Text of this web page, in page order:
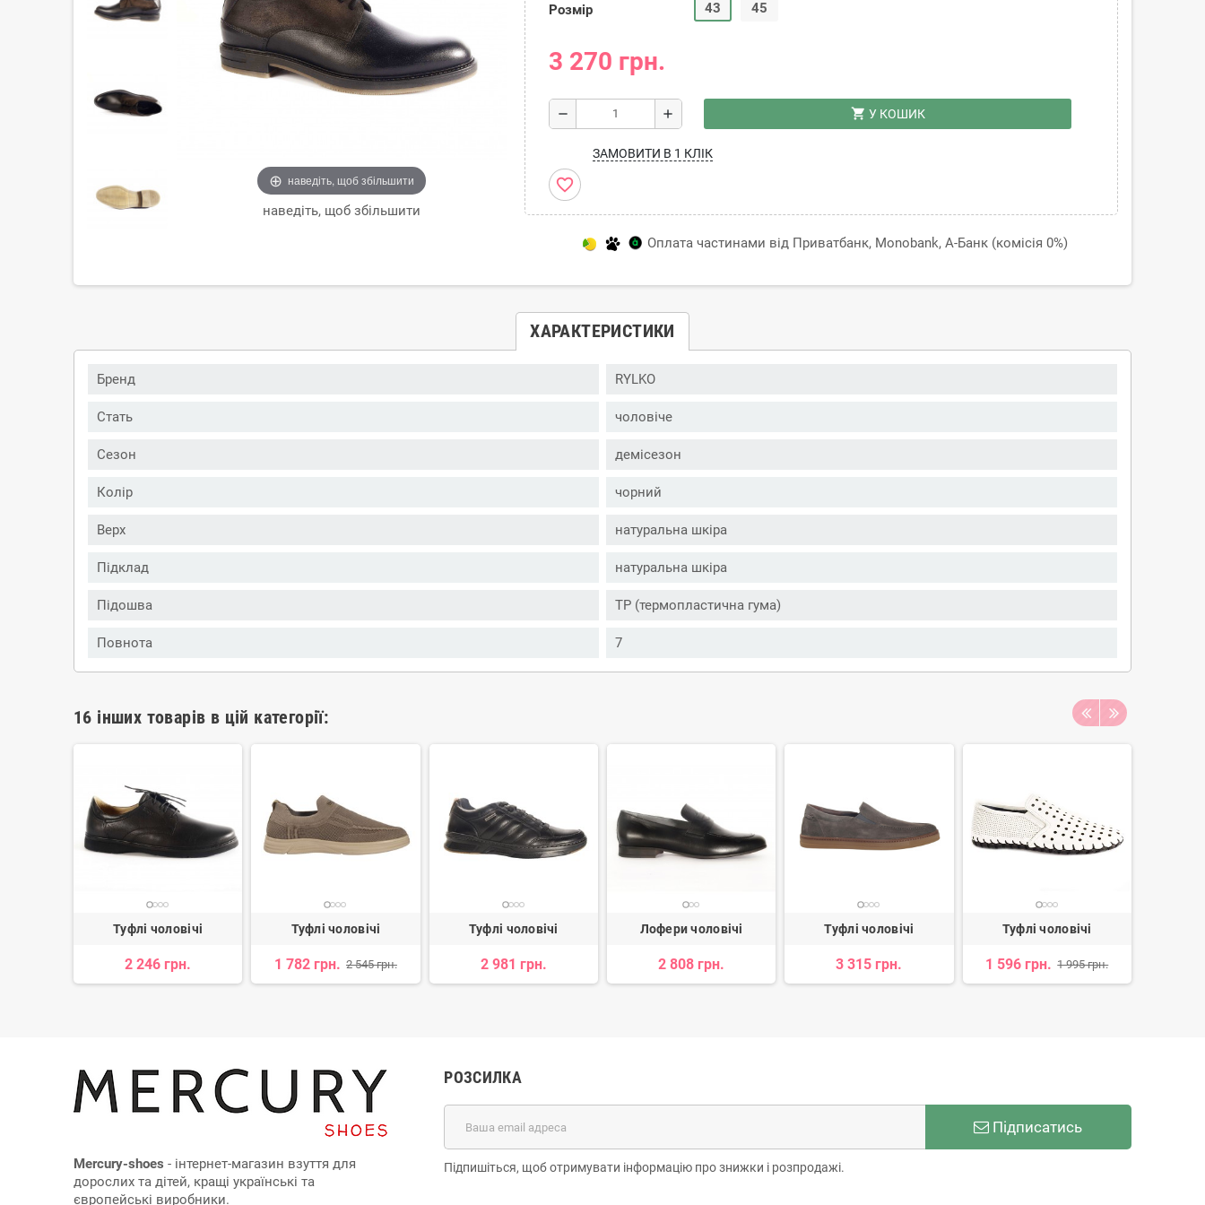
наведіть, щоб збільшити
наведіть, щоб збільшити
Розмір 43 45
3 270 грн.
remove add shopping_cart У КОШИК
ЗАМОВИТИ В 1 КЛІК
favorite_border
Оплата частинами від Приватбанк, Monobank, А-Банк (комісія 0%)
ХАРАКТЕРИСТИКИ
Бренд RYLKO
Стать чоловіче
Сезон демісезон
Колір чорний
Верх натуральна шкіра
Підклад натуральна шкіра
Підошва ТР (термопластична гума)
Повнота 7
16 інших товарів в цій категорії:
Туфлі чоловічі
2 246 грн.
Туфлі чоловічі
1 782 грн. 2 545 грн.
Туфлі чоловічі
2 981 грн.
Лофери чоловічі
2 808 грн.
Туфлі чоловічі
3 315 грн.
Туфлі чоловічі
1 596 грн. 1 995 грн.
Mercury-shoes - інтернет-магазин взуття для
дорослих та дітей, кращі українські та
європейські виробники.
РОЗСИЛКА
Підписатись
Підпишіться, щоб отримувати інформацію про знижки і розпродажі.